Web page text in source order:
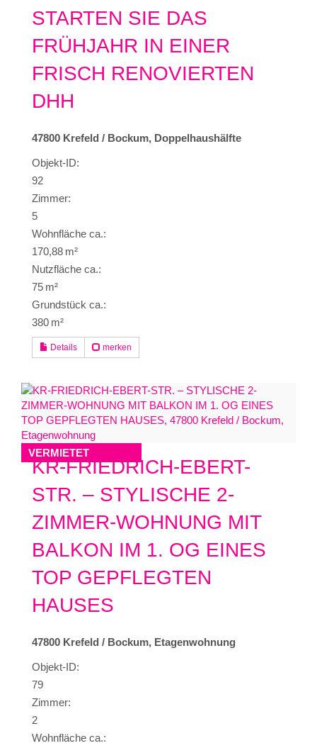
STARTEN SIE DAS
FRÜHJAHR IN EINER
FRISCH RENOVIERTEN
DHH
47800 Krefeld / Bockum, Doppelhaushälfte
Objekt-ID:
92
Zimmer:
5
Wohnfläche ca.:
170,88 m²
Nutzfläche ca.:
75 m²
Grund­stück ca.:
380 m²
Details merken
VERMIETET
KR-FRIEDRICH-EBERT-
STR. – STYLISCHE 2-
ZIMMER-WOHNUNG MIT
BALKON IM 1. OG EINES
TOP GEPFLEGTEN
HAUSES
47800 Krefeld / Bockum, Etagenwohnung
Objekt-ID:
79
Zimmer:
2
Wohnfläche ca.: